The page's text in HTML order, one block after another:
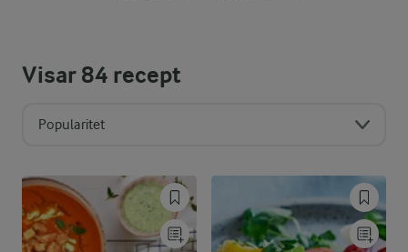
Visar84 recept
Popularitet